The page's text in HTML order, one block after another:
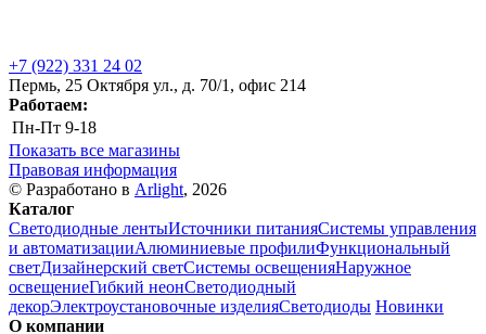
+7 (922) 331 24 02
Пермь, 25 Октября ул., д. 70/1, офис 214
Работаем:
Пн-Пт 9-18
Показать все магазины
Правовая информация
© Разработано в Arlight, 2026
Каталог
Светодиодные лентыИсточники питанияСистемы управления
и автоматизацииАлюминиевые профилиФункциональный
светДизайнерский светСистемы освещенияНаружное
освещениеГибкий неонСветодиодный
декорЭлектроустановочные изделияСветодиоды Новинки
О компании